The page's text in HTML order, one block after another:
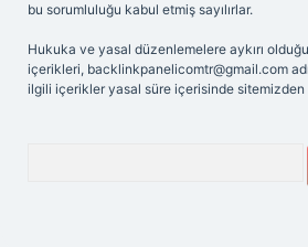
bu sorumluluğu kabul etmiş sayılırlar.
Hukuka ve yasal düzenlemelere aykırı
içerikleri, backlinkpanelicomtr@gmail.com
ilgili içerikler yasal süre içerisinde sitemizden